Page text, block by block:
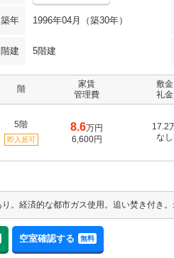
築年
1996年04月（築30年）
階建 5階建
階
家賃
管理費
敷金
礼金
5階
即入居可
8.6万円
6,600円
17.2
なし
空室確認する 無料